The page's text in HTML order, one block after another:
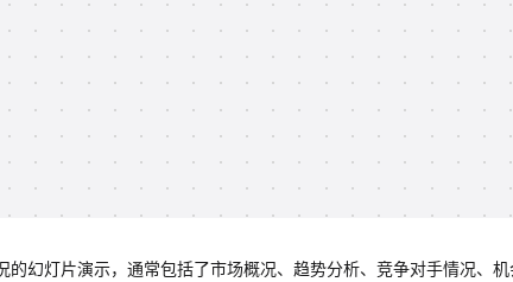
幻灯片演示，通常包括了市场概况、趋势分析、竞争对手情况、